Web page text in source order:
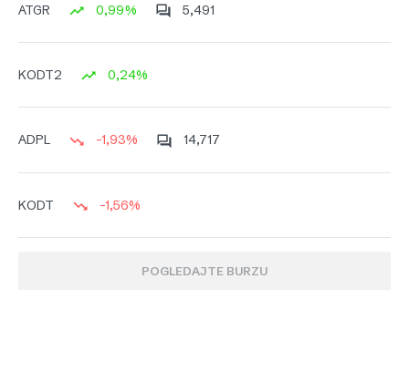
ATGR 0,99% 5,491
KODT2 0,24%
ADPL -1,93% 14,717
KODT -1,56%
POGLEDAJTE BURZU